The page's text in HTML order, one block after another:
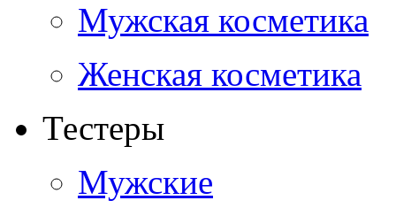
Мужская косметика
Женская косметика
Тестеры
Мужские